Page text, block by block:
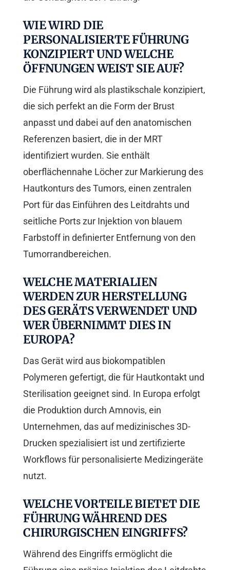
WIE WIRD DIE
PERSONALISIERTE FÜHRUNG
KONZIPIERT UND WELCHE
ÖFFNUNGEN WEIST SIE AUF?
Die Führung wird als plastikschale konzipiert,
die sich perfekt an die Form der Brust
anpasst und dabei auf den anatomischen
Referenzen basiert, die in der MRT
identifiziert wurden. Sie enthält
oberflächennahe Löcher zur Markierung des
Hautkonturs des Tumors, einen zentralen
Port für das Einführen des Leitdrahts und
seitliche Ports zur Injektion von blauem
Farbstoff in definierter Entfernung von den
Tumorrandbereichen.
WELCHE MATERIALIEN
WERDEN ZUR HERSTELLUNG
DES GERÄTS VERWENDET UND
WER ÜBERNIMMT DIES IN
EUROPA?
Das Gerät wird aus biokompatiblen
Polymeren gefertigt, die für Hautkontakt und
Sterilisation geeignet sind. In Europa erfolgt
die Produktion durch Amnovis, ein
Unternehmen, das auf medizinisches 3D-
Drucken spezialisiert ist und zertifizierte
Workflows für personalisierte Medizingeräte
nutzt.
WELCHE VORTEILE BIETET DIE
FÜHRUNG WÄHREND DES
CHIRURGISCHEN EINGRIFFS?
Während des Eingriffs ermöglicht die